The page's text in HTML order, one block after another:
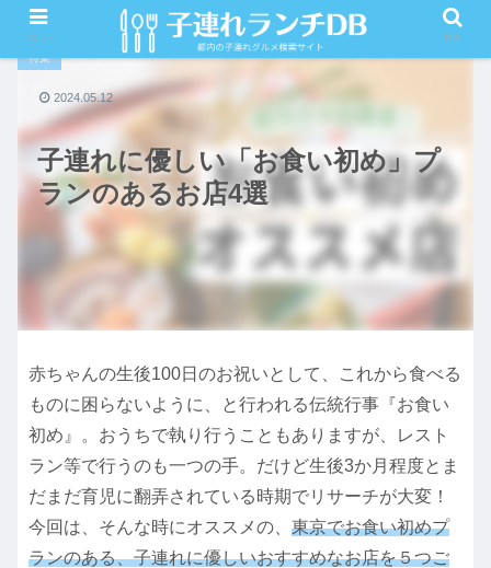
PR
子連れに優しい「お食い初め」プ
ランのあるお店4選
特集
2024.05.12
赤ちゃんの生後100日のお祝いとして、これから食べる
ものに困らないように、と行われる伝統行事『お食い
初め』。おうちで執り行うこともありますが、レスト
ラン等で行うのも一つの手。だけど生後3か月程度とま
だまだ育児に翻弄されている時期でリサーチが大変！
今回は、そんな時にオススメの、 東京でお食い初めプ
ランのある、子連れに優しいおすすめなお店を５つご
メニュー 検索